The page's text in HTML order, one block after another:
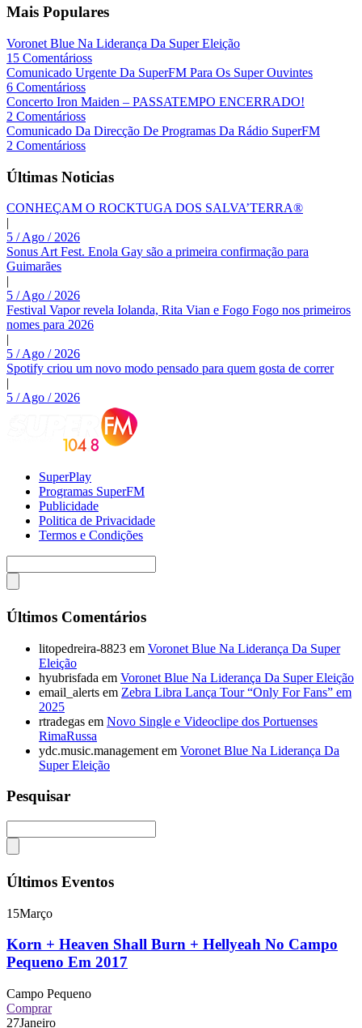
Mais Populares
Voronet Blue Na Liderança Da Super Eleição
15 Comentárioss
Comunicado Urgente Da SuperFM Para Os Super Ouvintes
6 Comentárioss
Concerto Iron Maiden – PASSATEMPO ENCERRADO!
2 Comentárioss
Comunicado Da Direcção De Programas Da Rádio SuperFM
2 Comentárioss
Últimas Noticias
CONHEÇAM O ROCKTUGA DOS SALVA’TERRA®
|
5 / Ago / 2026
Sonus Art Fest. Enola Gay são a primeira confirmação para
Guimarães
|
5 / Ago / 2026
Festival Vapor revela Iolanda, Rita Vian e Fogo Fogo nos primeiros
nomes para 2026
|
5 / Ago / 2026
Spotify criou um novo modo pensado para quem gosta de correr
|
5 / Ago / 2026
SuperPlay
Programas SuperFM
Publicidade
Politica de Privacidade
Termos e Condições
Últimos Comentários
litopedreira-8823 em Voronet Blue Na Liderança Da Super
Eleição
hyubrisfada em Voronet Blue Na Liderança Da Super Eleição
email_alerts em Zebra Libra Lança Tour “Only For Fans” em
2025
rtradegas em Novo Single e Videoclipe dos Portuenses
RimaRussa
ydc.music.management em Voronet Blue Na Liderança Da
Super Eleição
Pesquisar
Últimos Eventos
15Março
Korn + Heaven Shall Burn + Hellyeah No Campo
Pequeno Em 2017
Campo Pequeno
Comprar
27Janeiro